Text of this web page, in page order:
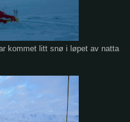
kommet litt snø i løpet av natta